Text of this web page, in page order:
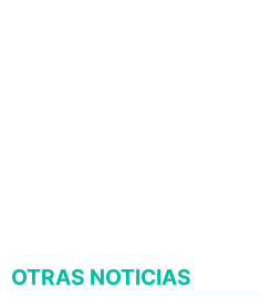
OTRAS NOTICIAS